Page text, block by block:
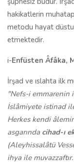
hakikatlerin
metodu hayat
etmektedir.
i-Enfüsten Âfâka,
İrşad ve ıslahta ilk
"Nefs-i emmarenin
İslâmiyete istinad
Herkes kendi
asgarında cihad-ı
(Aleyhissalâtü
ihya ile